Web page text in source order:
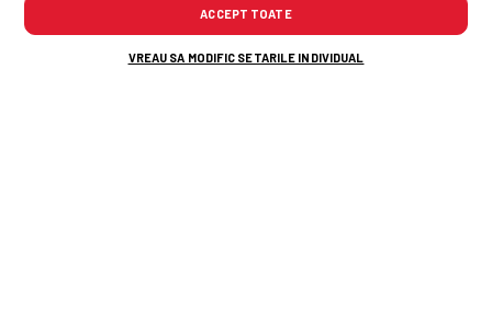
44 /50: Wanda Nara
ACCEPT TOATE
VREAU SA MODIFIC SETARILE INDIVIDUAL